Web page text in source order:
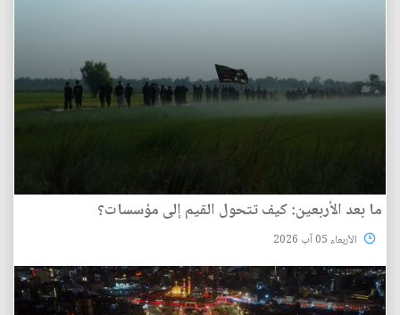
ما بعد الأربعين: كيف تتحول القيم إلى مؤسسات؟
الأربعاء 05 آب 2026